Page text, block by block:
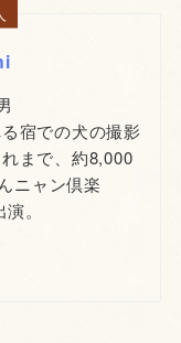
宿での犬の撮影
まで、約8,000
ニャン倶楽
。